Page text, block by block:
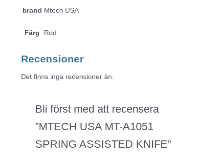
brand Mtech USA
Färg Röd
Recensioner
Det finns inga recensioner än.
Bli först med att recensera
”MTECH USA MT-A1051
SPRING ASSISTED KNIFE”